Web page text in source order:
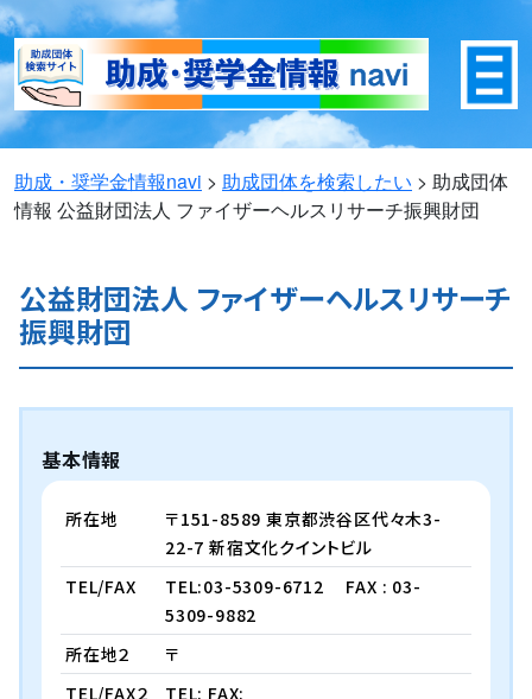
助成・奨学金情報navi > 助成団体を検索したい > 助成団体
情報 公益財団法人 ファイザーヘルスリサーチ振興財団
公益財団法人 ファイザーヘルスリサーチ
振興財団
基本情報
所在地
〒151-8589 東京都渋谷区代々木3-
22-7 新宿文化クイントビル
TEL/FAX
TEL:03-5309-6712
FAX : 03-
5309-9882
所在地２
〒
TEL/FAX２
TEL: FAX: